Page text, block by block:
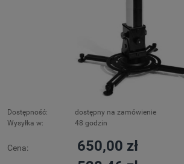
Dostępność:
dostępny na zamówienie
Wysyłka w:
48 godzin
Cena: 650,00 zł